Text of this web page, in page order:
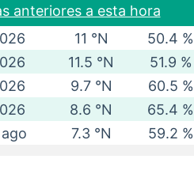
anteriores a esta hora
11 °N
50.4 %
11.5 °N
51.9 %
9.7 °N
60.5 %
8.6 °N
65.4 %
7.3 °N 59.2 %